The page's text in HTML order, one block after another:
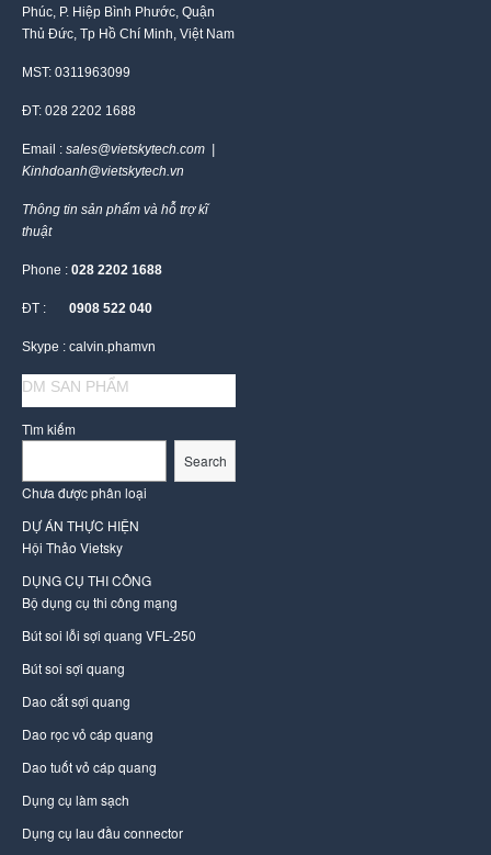
Phúc, P. Hiệp Bình Phước, Quận
Thủ Đức, Tp Hồ Chí Minh, Việt Nam
MST: 0311963099
ĐT: 028 2202 1688
Email : sales@vietskytech.com |
Kinhdoanh@vietskytech.vn
Thông tin sản phẩm và hỗ trợ kĩ
thuật
Phone : 028 2202 1688
ĐT : 0908 522 040
Skype : calvin.phamvn
DM SAN PHẨM
Tìm kiếm
Search
Chưa được phân loại
DỰ ÁN THỰC HIỆN
Hội Thảo Vietsky
DỤNG CỤ THI CÔNG
Bộ dụng cụ thi công mạng
Bút soi lỗi sợi quang VFL-250
Bút soi sợi quang
Dao cắt sợi quang
Dao rọc vỏ cáp quang
Dao tuốt vỏ cáp quang
Dụng cụ làm sạch
Dụng cụ lau đầu connector